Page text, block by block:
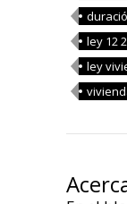
ley 12
ley